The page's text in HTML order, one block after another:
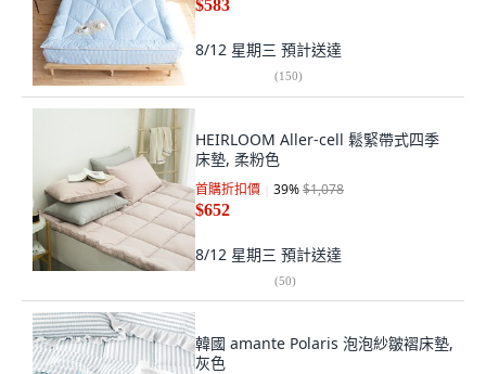
$583
8/12 星期三 預計送達
(150)
HEIRLOOM Aller-cell 鬆緊帶式四季
床墊, 柔粉色
首購折扣價 39%$1,078
$652
8/12 星期三 預計送達
(50)
韓國 amante Polaris 泡泡紗皺褶床墊,
灰色